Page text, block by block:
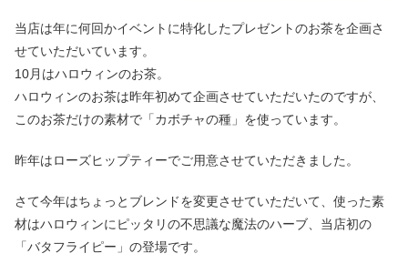
当店は年に何回かイベントに特化したプレゼントのお茶を企画さ
せていただいています。
10月はハロウィンのお茶。
ハロウィンのお茶は昨年初めて企画させていただいたのですが、
このお茶だけの素材で「カボチャの種」を使っています。
昨年はローズヒップティーでご用意させていただきました。
さて今年はちょっとブレンドを変更させていただいて、使った素
材はハロウィンにピッタリの不思議な魔法のハーブ、当店初の
「バタフライピー」の登場です。